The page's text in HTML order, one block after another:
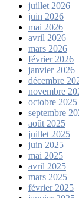
juillet 2026
juin 2026
mai 2026
avril 2026
mars 2026
février 2026
janvier 2026
décembre
novembre
octobre 2025
septembre
août 2025
juillet 2025
juin 2025
mai 2025
avril 2025
mars 2025
février 2025